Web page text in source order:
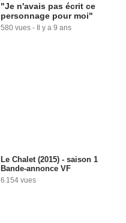
"Je n'avais pas écrit ce
personnage pour moi"
580 vues - Il y a 9 ans
Le Chalet (2015) - saison 1
Bande-annonce VF
6 154 vues